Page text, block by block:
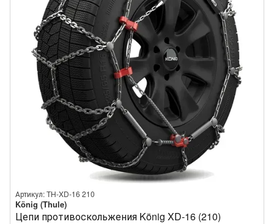
Thule/König XB-16
König Polar HD
Артикул: TH-XD-16 210
König (Thule)
Цепи противоскольжения König XD-16 (210)